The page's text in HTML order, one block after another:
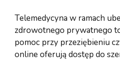
Telemedycyna w ramach
zdrowotnego prywatnego
pomoc przy przeziębieniu
online oferują dostęp do